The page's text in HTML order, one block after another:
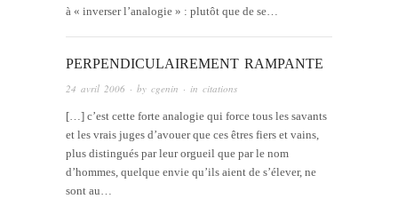
à « inverser l’analogie » : plutôt que de se…
PERPENDICULAIREMENT RAMPANTE
24 avril 2006 · by cgenin · in citations
[…] c’est cette forte analogie qui force tous les savants
et les vrais juges d’avouer que ces êtres fiers et vains,
plus distingués par leur orgueil que par le nom
d’hommes, quelque envie qu’ils aient de s’élever, ne
sont au…